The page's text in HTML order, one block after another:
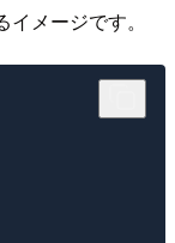
メージです。